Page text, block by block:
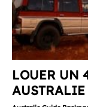
LOUER UN